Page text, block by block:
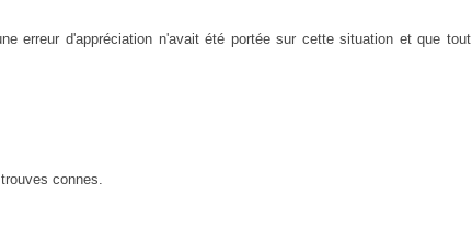
erreur d'appréciation n'avait été portée sur cette situation et que tout
connes.